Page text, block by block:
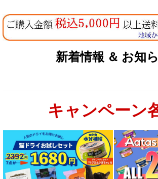
新着情報 ＆ お知
キャンペーン